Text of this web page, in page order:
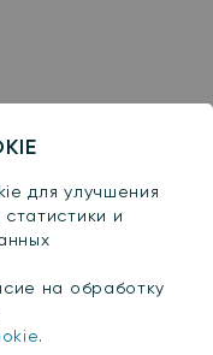
для улучшения
и
на обработку
.